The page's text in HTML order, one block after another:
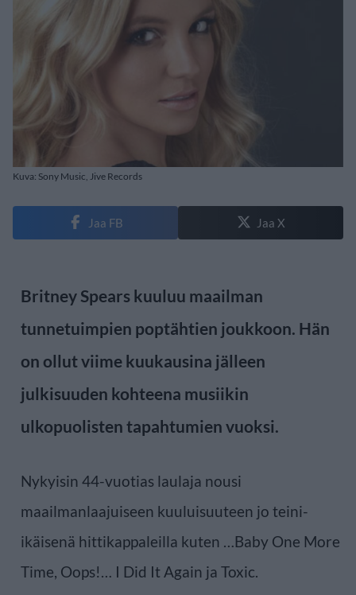
Kuva: Sony Music, Jive Records
Jaa FB Jaa X
Britney Spears kuuluu maailman
tunnetuimpien poptähtien joukkoon. Hän
on ollut viime kuukausina jälleen
julkisuuden kohteena musiikin
ulkopuolisten tapahtumien vuoksi.
Nykyisin 44-vuotias laulaja nousi
maailmanlaajuiseen kuuluisuuteen jo teini-
ikäisenä hittikappaleilla kuten …Baby One More
Time, Oops!… I Did It Again ja Toxic.